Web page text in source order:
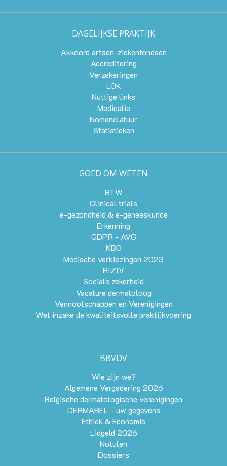
DAGELIJKSE PRAKTIJK
Akkoord artsen-ziekenfondsen
Accreditering
Verzekeringen
LOK
Nuttige links
Medicatie
Nomenclatuur
Statistieken
GOED OM WETEN
BTW
Clinical trials
e-gezondheid & e-geneeskunde
Erkenning
GDPR - AVG
KBO
Medische verkiezingen 2023
RIZIV
Sociale zekerheid
Vacature dermatoloog
Vennootschappen en Verenigingen
Wet inzake de kwaliteitsvolle praktijkvoering
BBVDV
Wie zijn we?
Algemene Vergadering 2026
Belgische dermatologische verenigingen
DERMABEL - uw gegevens
Ethiek & Economie
Lidgeld 2026
Notulen
Dossiers